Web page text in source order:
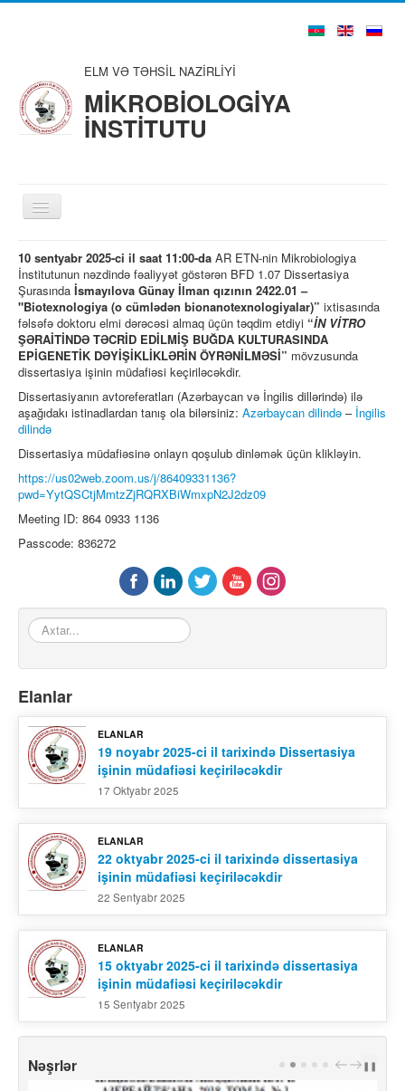
ELM VƏ TƏHSİL NAZİRLİYİ
MİKROBİOLOGİYA
İNSTİTUTU
Toggle
Navigation
Ana Səhifə
Haqqımızda
Struktur
Şura və Təşkilatlar
Alim və Mütəxəssislər
Nəşrlər
Əlaqə
10 sentyabr 2025-ci il saat 11:00-da AR ETN-nin Mikrobiologiya
İnstitutunun nəzdində fəaliyyət göstərən BFD 1.07 Dissertasiya
Şurasında İsmayılova Günay İlman qızının 2422.01 –
"Biotexnologiya (o cümlədən bionanotexnologiyalar)” ixtisasında
fəlsəfə doktoru elmi dərəcəsi almaq üçün təqdim etdiyi “İN VİTRO
ŞƏRAİTİNDƏ TƏCRİD EDİLMİŞ BUĞDA KULTURASINDA
EPİGENETİK DƏYİŞİKLİKLƏRİN ÖYRƏNİLMƏSİ” mövzusunda
dissertasiya işinin müdafiəsi keçiriləcəkdir.
Dissertasiyanın avtoreferatları (Azərbaycan və İngilis dillərində) ilə
aşağıdakı istinadlardan tanış ola bilərsiniz: Azərbaycan dilində –İngilis
dilində
Dissertasiya müdafiəsinə onlayn qoşulub dinləmək üçün klikləyin.
https://us02web.zoom.us/j/86409331136?
pwd=YytQSCtjMmtzZjRQRXBiWmxpN2J2dz09
Meeting ID: 864 0933 1136
Passcode: 836272
Axtar...
Elanlar
ELANLAR
19 noyabr 2025-ci il tarixində Dissertasiya
işinin müdafiəsi keçiriləcəkdir
17 Oktyabr 2025
ELANLAR
22 oktyabr 2025-ci il tarixində dissertasiya
işinin müdafiəsi keçiriləcəkdir
22 Sentyabr 2025
ELANLAR
15 oktyabr 2025-ci il tarixində dissertasiya
işinin müdafiəsi keçiriləcəkdir
15 Sentyabr 2025
Nəşrlər PREV
NEXT
❚❚